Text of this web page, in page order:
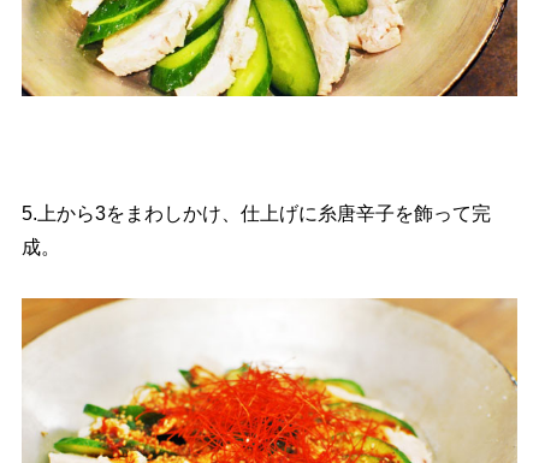
5.上から3をまわしかけ、仕上げに糸唐辛子を飾って完
成。